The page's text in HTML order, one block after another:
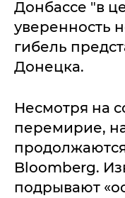
Донбассе "в
уверенность
гибель
Донецка.
Несмотря на
перемирие,
Bloomberg.
подрывают